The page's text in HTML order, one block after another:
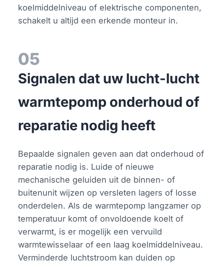
koelmiddelniveau of elektrische componenten,
schakelt u altijd een erkende monteur in.
05
Signalen dat uw lucht-lucht
warmtepomp onderhoud of
reparatie nodig heeft
Bepaalde signalen geven aan dat onderhoud of
reparatie nodig is. Luide of nieuwe
mechanische geluiden uit de binnen- of
buitenunit wijzen op versleten lagers of losse
onderdelen. Als de warmtepomp langzamer op
temperatuur komt of onvoldoende koelt of
verwarmt, is er mogelijk een vervuild
warmtewisselaar of een laag koelmiddelniveau.
Verminderde luchtstroom kan duiden op